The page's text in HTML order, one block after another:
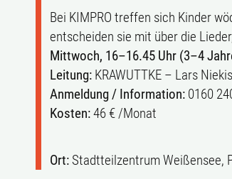
Bei KIMPRO treffen sich Kinder
entscheiden sie mit über die
Mittwoch, 16–16.45 Uhr (3–4
Leitung: KRAWUTTKE – Lars
Anmeldung / Information: 0160
Kosten:46 € /Monat
Ort: Stadtteilzentrum Weißensee,